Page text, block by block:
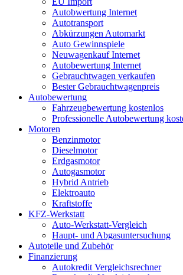
Autobwertung Internet
Autotransport
Abkürzungen Automarkt
Auto Gewinnspiele
Neuwagenkauf Internet
Autobewertung Internet
Gebrauchtwagen verkaufen
Bester Gebrauchtwagenpreis
Autobewertung
Fahrzeugbewertung kostenlos
Professionelle Autobewertung
Motoren
Benzinmotor
Dieselmotor
Erdgasmotor
Autogasmotor
Hybrid Antrieb
Elektroauto
Kraftstoffe
KFZ-Werkstatt
Auto-Werkstatt-Vergleich
Haupt- und Abgasuntersuchung
Autoteile und Zubehör
Finanzierung
Autokredit Vergleichsrechner